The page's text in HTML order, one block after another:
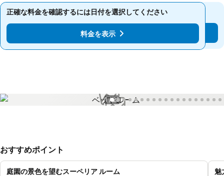
正確な料金を確認するには日付を選択してください
料金を表示
正確な料金を確認するには日付を選択してください
料金を表示
1 / 28
おすすめポイント
庭園の景色を望むスーペリア ルーム
魅